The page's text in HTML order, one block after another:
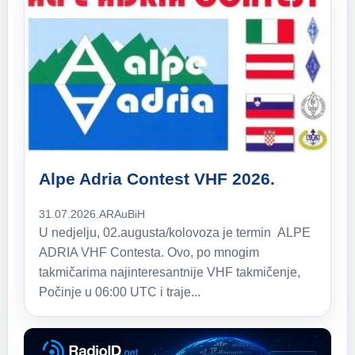
Alpe Adria Contest VHF 2026.
31.07.2026. ARAuBiH
U nedjelju, 02.augusta/kolovoza je termin ALPE
ADRIA VHF Contesta. Ovo, po mnogim
takmičarima najinteresantnije VHF takmičenje,
Počinje u 06:00 UTC i traje...